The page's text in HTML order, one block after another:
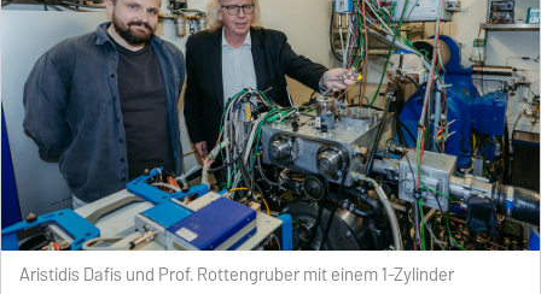
Aristidis Dafis und Prof. Rottengruber mit einem 1-Zylinder